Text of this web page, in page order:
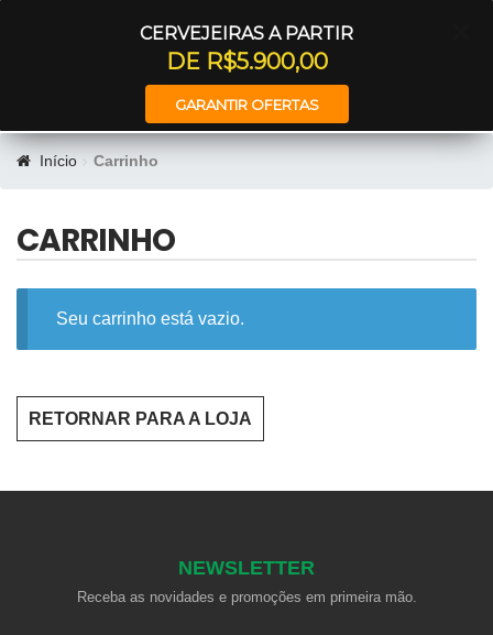
CERVEJEIRAS A PARTIR
DE R$5.900,00
GARANTIR OFERTAS
Início Carrinho
CARRINHO
Seu carrinho está vazio.
RETORNAR PARA A LOJA
NEWSLETTER
Receba as novidades e promoções em primeira mão.